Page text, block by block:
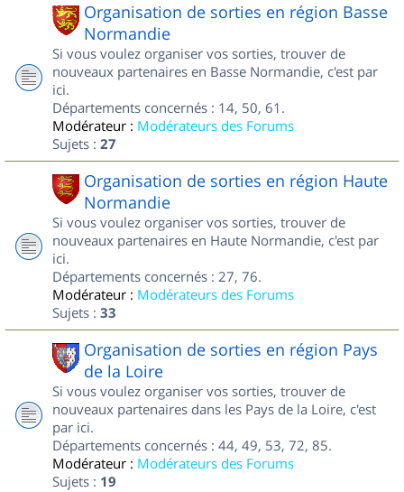
Organisation de sorties en région Basse
Normandie
Si vous voulez organiser vos sorties, trouver de
nouveaux partenaires en Basse Normandie, c'est par
ici.
Départements concernés : 14, 50, 61.
Modérateur : Modérateurs des Forums
Sujets : 27
Organisation de sorties en région Haute
Normandie
Si vous voulez organiser vos sorties, trouver de
nouveaux partenaires en Haute Normandie, c'est par
ici.
Départements concernés : 27, 76.
Modérateur : Modérateurs des Forums
Sujets : 33
Organisation de sorties en région Pays
de la Loire
Si vous voulez organiser vos sorties, trouver de
nouveaux partenaires dans les Pays de la Loire, c'est
par ici.
Départements concernés : 44, 49, 53, 72, 85.
Modérateur : Modérateurs des Forums
Sujets : 19